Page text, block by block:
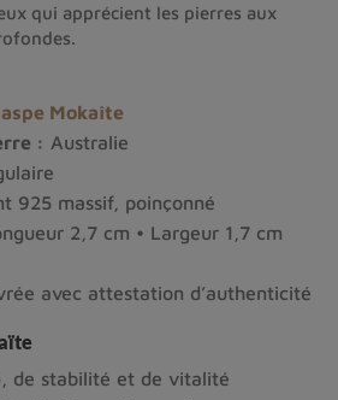
qui apprécient les pierres aux
Mokaîte
: Australie
925 massif, poinçonné
2,7 cm • Largeur 1,7 cm
avec attestation d’authenticité
, de stabilité et de vitalité